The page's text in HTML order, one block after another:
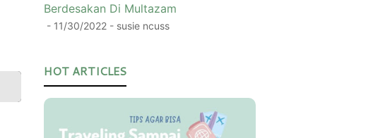
Berdesakan Di Multazam
- 11/30/2022 - susie ncuss
HOT ARTICLES